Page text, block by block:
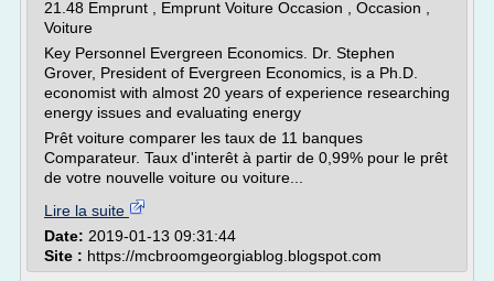
21.48 Emprunt , Emprunt Voiture Occasion , Occasion ,
Voiture
Key Personnel Evergreen Economics. Dr. Stephen
Grover, President of Evergreen Economics, is a Ph.D.
economist with almost 20 years of experience researching
energy issues and evaluating energy
Prêt voiture comparer les taux de 11 banques
Comparateur. Taux d'interêt à partir de 0,99% pour le prêt
de votre nouvelle voiture ou voiture...
Lire la suite
Date: 2019-01-13 09:31:44
Site : https://mcbroomgeorgiablog.blogspot.com